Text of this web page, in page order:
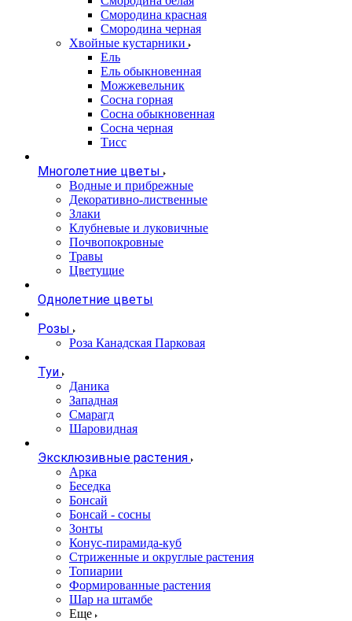
Смородина красная
Смородина черная
Хвойные кустарники
Ель
Ель обыкновенная
Можжевельник
Сосна горная
Сосна обыкновенная
Сосна черная
Тисс
Многолетние цветы
Водные и прибрежные
Декоративно-лиственные
Злаки
Клубневые и луковичные
Почвопокровные
Травы
Цветущие
Однолетние цветы
Розы
Роза Канадская Парковая
Туи
Даника
Западная
Смарагд
Шаровидная
Эксклюзивные растения
Арка
Беседка
Бонсай
Бонсай - сосны
Зонты
Конус-пирамида-куб
Стриженные и округлые растения
Топиарии
Формированные растения
Шар на штамбе
Еще